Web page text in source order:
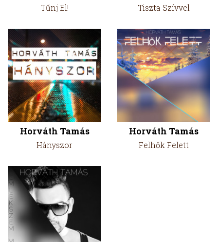
Tűnj El! Tiszta Szívvel
Horváth Tamás
Hányszor
Horváth Tamás
Felhők Felett